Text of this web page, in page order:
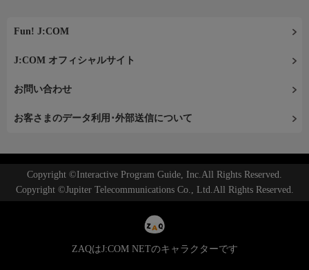
Fun! J:COM
J:COM オフィシャルサイト
お問い合わせ
お客さまのデータ利用･外部送信について
Copyright ©Interactive Program Guide, Inc.All Rights Reserved.
Copyright ©Jupiter Telecommunications Co., Ltd.All Rights Reserved.
ZAQはJ:COM NETのキャラクターです